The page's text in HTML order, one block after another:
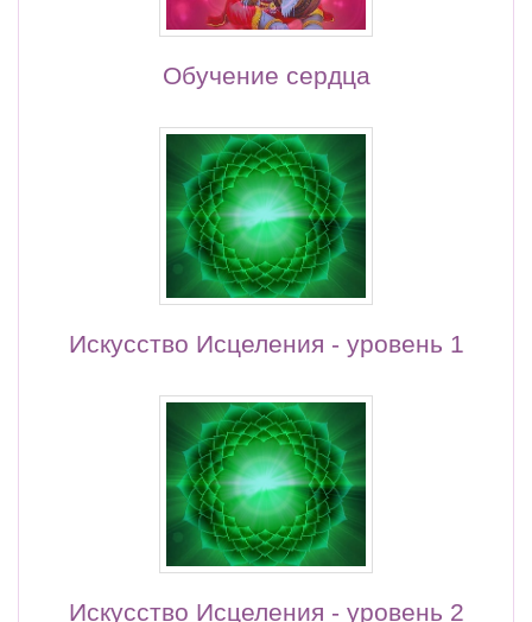
Обучение сердца
Искусство Исцеления - уровень 1
Искусство Исцеления - уровень 2